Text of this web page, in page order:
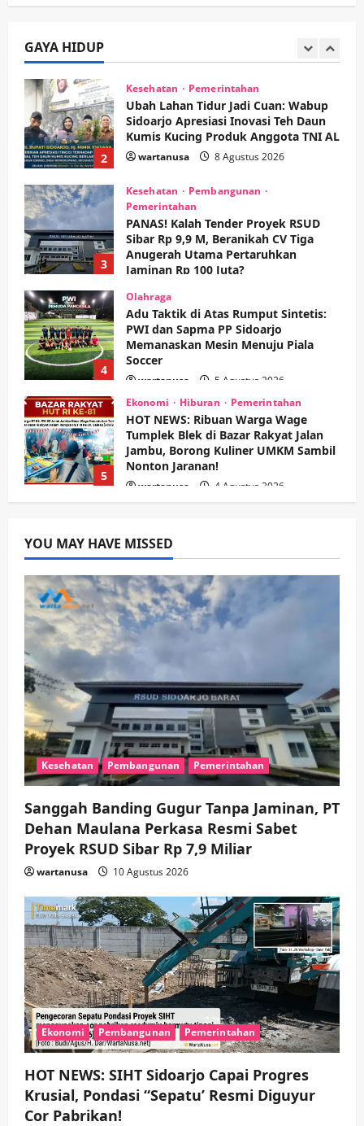
GAYA HIDUP
2
3
Kesehatan
Pembangunan
Pemerintahan
PANAS! Kalah Tender Proyek RSUD
Sibar Rp 9,9 M, Beranikah CV Tiga
Anugerah Utama Pertaruhkan
Jaminan Rp 100 Juta?
wartanusa 5 Agustus 2026
4
Olahraga
Adu Taktik di Atas Rumput Sintetis:
PWI dan Sapma PP Sidoarjo
Memanaskan Mesin Menuju Piala
Soccer
wartanusa 5 Agustus 2026
5
Ekonomi
HOT NEWS: Ribuan Warga Wage
Tumplek Blek di Bazar Rakyat Jalan
Jambu, Borong Kuliner UMKM Sambil
Nonton Jaranan!
wartanusa 4 Agustus 2026
1
Kesehatan
Pembangunan
Pemerintahan
Sanggah Banding Gugur Tanpa
Jaminan, PT Dehan Maulana Perkasa
Resmi Sabet Proyek RSUD Sibar Rp
7,9 Miliar
wartanusa 10 Agustus 2026
2
Sidoarjo Apresiasi Inovasi Teh Daun
Kumis Kucing Produk Anggota TNI AL
wartanusa 8 Agustus 2026
3
Kesehatan Pembangunan
Pemerintahan
PANAS! Kalah Tender Proyek RSUD
Sibar Rp 9,9 M, Beranikah CV Tiga
Anugerah Utama Pertaruhkan
Jaminan Rp 100 Juta?
wartanusa 5 Agustus 2026
Olahraga
Adu Taktik di Atas Rumput Sintetis:
PWI dan Sapma PP Sidoarjo
Memanaskan Mesin Menuju Piala
Soccer
wartanusa 5 Agustus 2026
5
Ekonomi Hiburan Pemerintahan
HOT NEWS: Ribuan Warga Wage
Tumplek Blek di Bazar Rakyat Jalan
Jambu, Borong Kuliner UMKM Sambil
wartanusa 4 Agustus 2026
YOU MAY HAVE MISSED
Kesehatan Pembangunan Pemerintahan
Sanggah Banding Gugur Tanpa Jaminan, PT
Dehan Maulana Perkasa Resmi Sabet
Proyek RSUD Sibar Rp 7,9 Miliar
wartanusa 10 Agustus 2026
Ekonomi Pembangunan Pemerintahan
HOT NEWS: SIHT Sidoarjo Capai Progres
Krusial, Pondasi “Sepatu’ Resmi Diguyur
Cor Pabrikan!